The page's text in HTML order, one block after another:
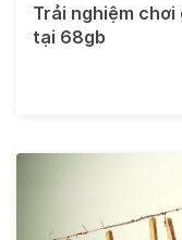
Trải nghiệm
tại 68gb